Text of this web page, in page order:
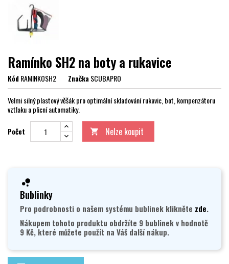
Ramínko SH2 na boty a rukavice
KódRAMINKOSH2 ZnačkaSCUBAPRO
Velmi silný plastový věšák pro optimální skladování rukavic, bot, kompenzátoru
vztlaku a plicní automatiky.
Počet  Nelze koupit
Bublinky
Pro podrobnosti o našem systému bublinek klikněte zde.
Nákupem tohoto produktu obdržíte 9 bublinek v hodnotě
9 Kč, které můžete použít na Váš další nákup.